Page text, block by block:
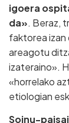
igoera
da». Beraz,
faktorea izan
areagotu
izateraino».
«horrelako
etiologian
Soinu-